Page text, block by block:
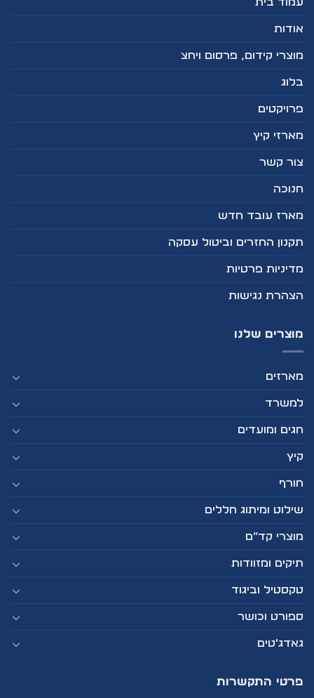
אודות
מוצרי קידום, פרסום ויחצ
בלוג
פרויקטים
מארזי קיץ
צור קשר
חנוכה
מארז עובד חדש
תקנון החזרים וביטול עסקה
מדיניות פרטיות
הצהרת נגישות
מוצרים שלנו
מארזים
למשרד
חגים ומועדים
קיץ
חורף
שילוט ומיתוג חללים
מוצרי קד”ם
תיקים ומזוודות
טקסטיל וביגוד
ספורט וכושר
גאדג'טים
פרטי התקשרות